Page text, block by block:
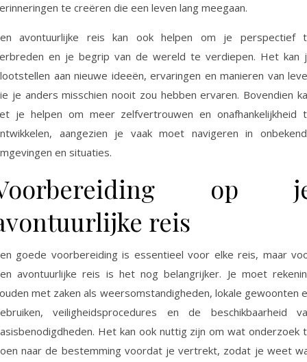
te creëren die een leven lang meegaan.
avontuurlijke reis kan ook helpen om je perspectief
en je begrip van de wereld te verdiepen. Het kan
aan nieuwe ideeën, ervaringen en manieren van
je anders misschien nooit zou hebben ervaren. Bovendien
je helpen om meer zelfvertrouwen en onafhankelijkheid
aangezien je vaak moet navigeren in
en situaties.
op
reis
goede voorbereiding is essentieel voor elke reis, maar
avontuurlijke reis is het nog belangrijker. Je moet
met zaken als weersomstandigheden, lokale gewoonten
veiligheidsprocedures en de beschikbaarheid
Het kan ook nuttig zijn om wat onderzoek
naar de bestemming voordat je vertrekt, zodat je weet